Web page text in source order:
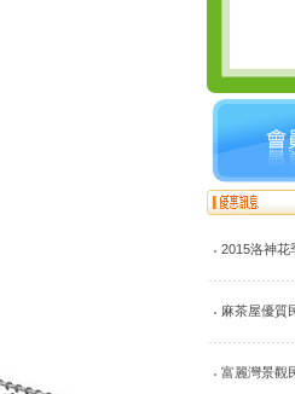
2015洛神花
麻茶屋優質
富麗灣景觀